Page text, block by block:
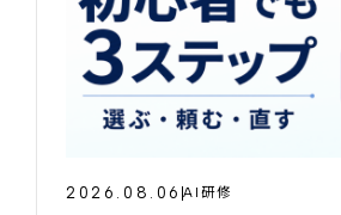
2026.08.06 AI研修